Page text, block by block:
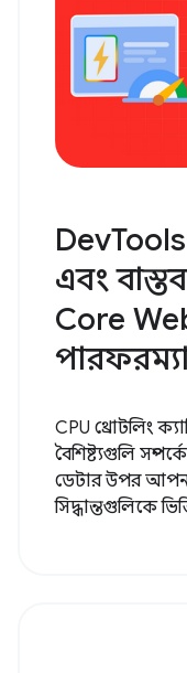
এবং
Core
CPU থ্রোটলিং
বৈশিষ্ট্যগুলি
ডেটার উপর
সিদ্ধান্তগুলিকে